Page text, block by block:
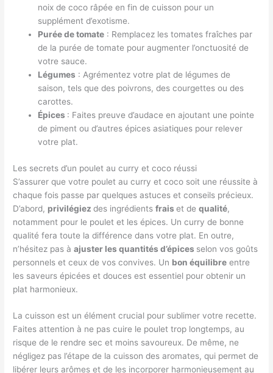
noix de coco râpée en fin de cuisson pour un
supplément d’exotisme.
Purée de tomate : Remplacez les tomates fraîches par
de la purée de tomate pour augmenter l’onctuosité de
votre sauce.
Légumes : Agrémentez votre plat de légumes de
saison, tels que des poivrons, des courgettes ou des
carottes.
Épices : Faites preuve d’audace en ajoutant une pointe
de piment ou d’autres épices asiatiques pour relever
votre plat.
Les secrets d’un poulet au curry et coco réussi
S’assurer que votre poulet au curry et coco soit une réussite à
chaque fois passe par quelques astuces et conseils précieux.
D’abord, privilégiezdes ingrédientsfraiset dequalité,
notamment pour le poulet et les épices. Un curry de bonne
qualité fera toute la différence dans votre plat. En outre,
n’hésitez pas àajuster les quantités d’épices selon vos goûts
personnels et ceux de vos convives. Un bon équilibre entre
les saveurs épicées et douces est essentiel pour obtenir un
plat harmonieux.
La cuisson est un élément crucial pour sublimer votre recette.
Faites attention à ne pas cuire le poulet trop longtemps, au
risque de le rendre sec et moins savoureux. De même, ne
négligez pas l’étape de la cuisson des aromates, qui permet de
libérer leurs arômes et de les incorporer harmonieusement au